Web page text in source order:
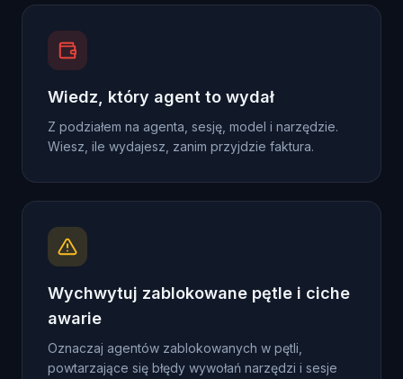
Wiedz, który agent to wydał
Z podziałem na agenta, sesję, model i narzędzie.
Wiesz, ile wydajesz, zanim przyjdzie faktura.
Wychwytuj zablokowane pętle i ciche
awarie
Oznaczaj agentów zablokowanych w pętli,
powtarzające się błędy wywołań narzędzi i sesje